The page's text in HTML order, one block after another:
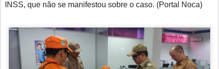
INSS, que não se manifestou sobre o caso. (Portal Noca)